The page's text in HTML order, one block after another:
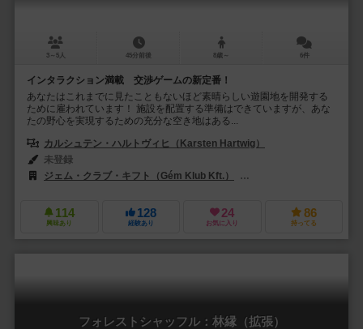
3～5人 45分前後 8歳～ 6件
インタラクション満載 交渉ゲームの新定番！
あなたはこれまでに見たこともないほど素晴らしい遊園地を開発する
ために雇われています！ 施設を配置する準備はできていますが、あな
たの野心を実現するための充分な空き地はある...
カルシュテン・ハルトヴィヒ（Karsten Hartwig）
未登録
ジェム・クラブ・キフト（Gém Klub Kft.）
114
興味あり
128
経験あり
24
お気に入り
86
持ってる
フォレストシャッフル：林縁（拡張）